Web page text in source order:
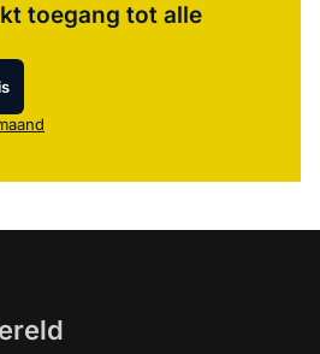
toegang tot alle